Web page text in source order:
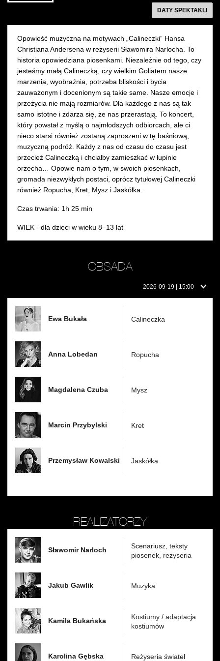
fot.
Ankiersztejn
fot.
Marta
Ankiersztejn
KUP BILET
Sala Młynarskiego
KUP BILET
następnyDATY SPEKTAKLI
Opowieść muzyczna na motywach „Calineczki” Hansa
Christiana Andersena w reżyserii Sławomira Narlocha. To
historia opowiedziana piosenkami. Niezależnie od tego, czy
jesteśmy małą Calineczką, czy wielkim Goliatem nasze
marzenia, wyobraźnia, potrzeba bliskości i bycia
zauważonym i docenionym są takie same. Nasze emocje i
przeżycia nie mają rozmiarów. Dla każdego z nas są tak
samo istotne i zdarza się, że nas przerastają. To koncert,
który powstał z myślą o najmłodszych odbiorcach, ale ci
nieco starsi również zostaną zaproszeni w tę baśniową,
muzyczną podróż. Każdy z nas od czasu do czasu jest
przecież Calineczką i chciałby zamieszkać w łupinie
orzecha… Opowie nam o tym, w swoich piosenkach,
gromada niezwykłych postaci, oprócz tytułowej Calineczki
również Ropucha, Kret, Mysz i Jaskółka.
Czas trwania: 1h 25 min
WIEK - dla dzieci w wieku 8–13 lat
OBSADA
dniu:
2026-09-19 | 15:00
Ewa Bukała Calineczka
Anna Lobedan Ropucha
Magdalena Czuba Mysz
Marcin Przybylski Kret
Przemysław Kowalski Jaskółka
REALIZATORZY
Sławomir Narloch
Scenariusz, teksty
piosenek, reżyseria
Jakub Gawlik Muzyka
Kamila Bukańska
Kostiumy / adaptacja
kostiumów
Karolina Gębska Reżyseria świateł